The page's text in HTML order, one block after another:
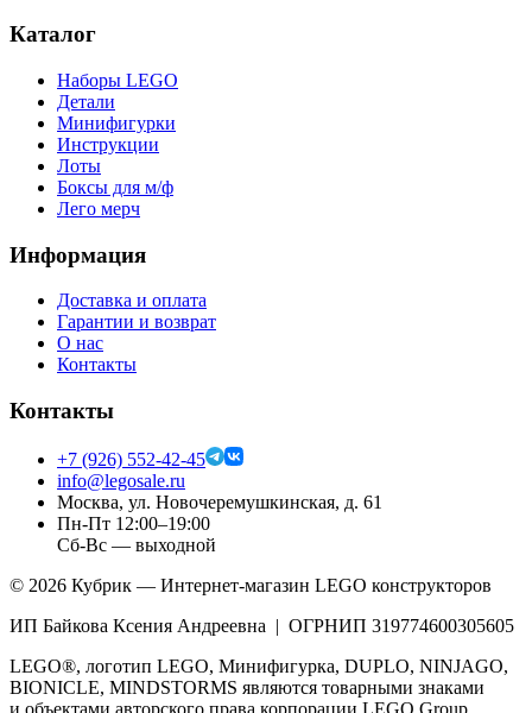
Каталог
Наборы LEGO
Детали
Минифигурки
Инструкции
Лоты
Боксы для м/ф
Лего мерч
Информация
Доставка и оплата
Гарантии и возврат
О нас
Контакты
Контакты
+7 (926) 552-42-45
info@legosale.ru
Москва, ул. Новочеремушкинская, д. 61
Пн-Пт 12:00–19:00
Сб-Вс — выходной
© 2026 Кубрик — Интернет-магазин LEGO конструкторов
ИП Байкова Ксения Андреевна | ОГРНИП 319774600305605
LEGO®, логотип LEGO, Минифигурка, DUPLO, NINJAGO,
BIONICLE, MINDSTORMS являются товарными знаками
и объектами авторского права корпорации LEGO Group.